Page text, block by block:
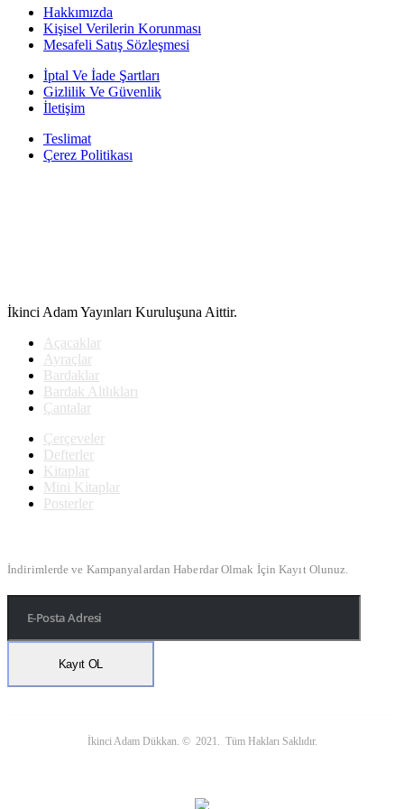
Hakkımızda
Kişisel Verilerin Korunması
Mesafeli Satış Sözleşmesi
İptal Ve İade Şartları
Gizlilik Ve Güvenlik
İletişim
Teslimat
Çerez Politikası
İkinci Adam Yayınları Kuruluşuna Aittir.
Açacaklar
Ayraçlar
Bardaklar
Bardak Altlıkları
Çantalar
Çerçeveler
Defterler
Kitaplar
Mini Kitaplar
Posterler
İndirimlerde ve Kampanyalardan Haberdar Olmak İçin Kayıt Olunuz.
İkinci Adam Dükkan. © 2021. Tüm Hakları Saklıdır.